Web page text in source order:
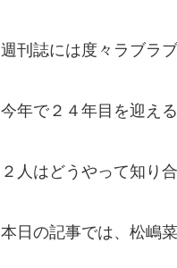
週刊誌には度々ラブラ
今年で２４年目を迎え
２人はどうやって知り
本日の記事では、松嶋